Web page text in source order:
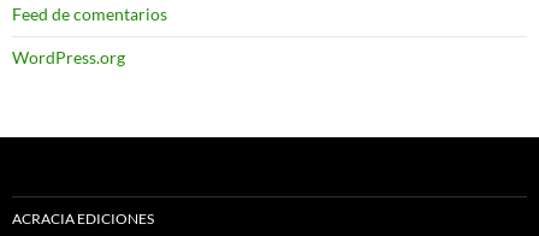
Feed de comentarios
WordPress.org
ACRACIA EDICIONES